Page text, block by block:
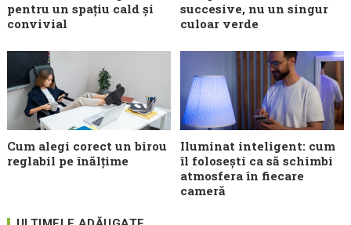
pentru un spațiu cald și
convivial
succesive, nu un singur
culoar verde
Cum alegi corect un birou
reglabil pe înălțime
Iluminat inteligent: cum
îl folosești ca să schimbi
atmosfera în fiecare
cameră